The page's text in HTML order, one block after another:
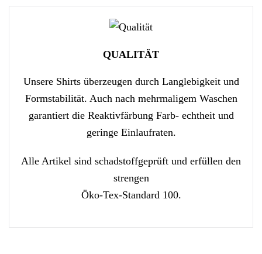
QUALITÄT
Unsere Shirts überzeugen durch Langlebigkeit und
Formstabilität. Auch nach mehrmaligem Waschen
garantiert die Reaktivfärbung Farb- echtheit und
geringe Einlaufraten.
Alle Artikel sind schadstoffgeprüft und erfüllen den
strengen
Öko-Tex-Standard 100.